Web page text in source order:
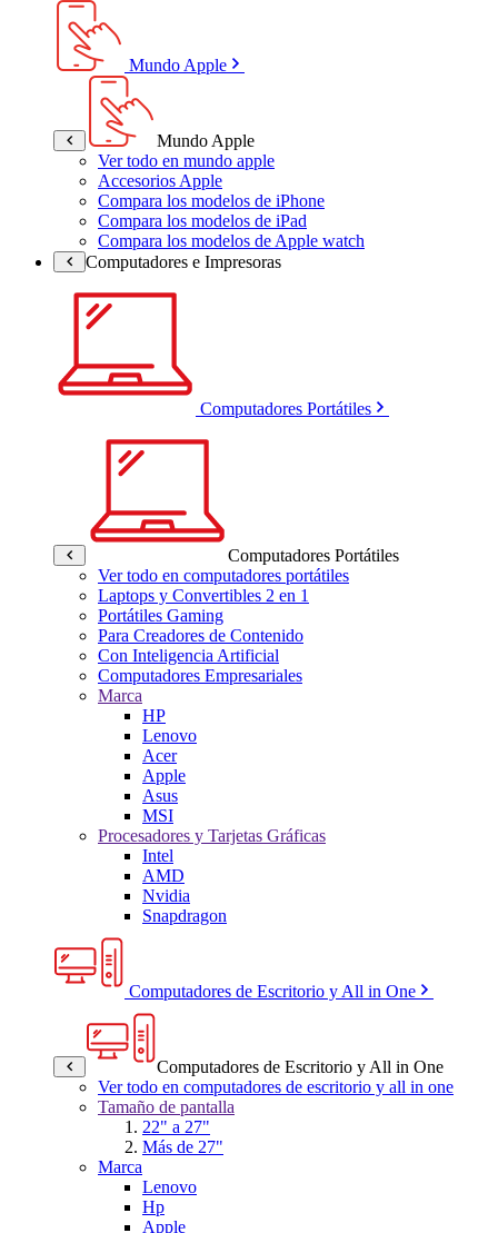
Mundo Apple
Mundo Apple
Ver todo en mundo apple
Accesorios Apple
Compara los modelos de iPhone
Compara los modelos de iPad
Compara los modelos de Apple watch
Computadores e Impresoras
Computadores Portátiles
Computadores Portátiles
Ver todo en computadores portátiles
Laptops y Convertibles 2 en 1
Portátiles Gaming
Para Creadores de Contenido
Con Inteligencia Artificial
Computadores Empresariales
Marca
HP
Lenovo
Acer
Apple
Asus
MSI
Procesadores y Tarjetas Gráficas
Intel
AMD
Nvidia
Snapdragon
Computadores de Escritorio y All in One
Computadores de Escritorio y All in One
Ver todo en computadores de escritorio y all in one
Tamaño de pantalla
22" a 27"
Más de 27"
Marca
Lenovo
Hp
Apple